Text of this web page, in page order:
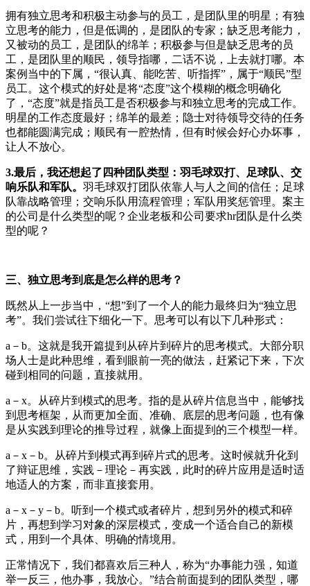
拥有独立思考和积极主动参与的员工，是团队里的明星；有独
立思考的能力，但是低调的，是团队的专家；缺乏思考能力，
又被动的员工，是团队的绵羊；积极参与但是缺乏思考的员
工，是团队里的顺民，领导指哪，二话不说，上去就打哪。本
案例当中的下属，“很认真、能吃苦、听指挥”，属于“顺民”型
员工。这个模式的好处是将“态度”这个模糊的概念明确化
了，“态度”就是指员工是否积极参与和独立思考的完成工作。
明星的工作态度最好；绵羊的最差；隐士对待领导交待的任务
也都能圆满完成；顺民有一腔热情，但有时候会好心办坏事，
让人不放心。
3.最后，我还想起了四种团队类型：羽毛球双打、足球队、交
响乐队和军队。 羽毛球双打团队依靠人与人之间的信任；足球
队靠战略管理；交响乐队用流程管理；军队用奖惩管理。案主
的公司是什么类型的呢？企业老板和公司要求hr团队是什么类
型的呢？
三、独立思考到底是怎么样的思考？
既然从上一步当中，“想”到了一个人的能力最终归为“独立思
考”。我们尝试往下细化一下。思考可以有以下几种形式：
a－b。这就是我开篇提到从碎片到碎片的思考模式。大部分职
场人士是此种思维，看到眼前一亮的做法，赶紧记下来，下次
碰到相同的问题，直接就用。
a－x。从碎片到模式的思考。指的是从碎片信息当中，能够找
到思考框架，从而更加全面、准确、底层的思考问题，也有像
是从实践到理论的推导过程，就像上面提到的三个模型一样。
a－x－b。从碎片到模式再到碎片式的思考。这时候就升化到
了辩证思维，实践－理论－再实践，此时的碎片应用是适时适
地适人的方案，而非直接套用。
a－x－y－b。听到一个模式或者碎片，想到另外的模式和碎
片，再想到学习对象的深层模式，变成一个适合自己的新模
式，用到一个具体、明确的情境用。
正常情况下，我们都喜欢后三种人，称为“办事能力强，知道
举一反三，他办事，我放心。”结合前面提到的团队类型，哪